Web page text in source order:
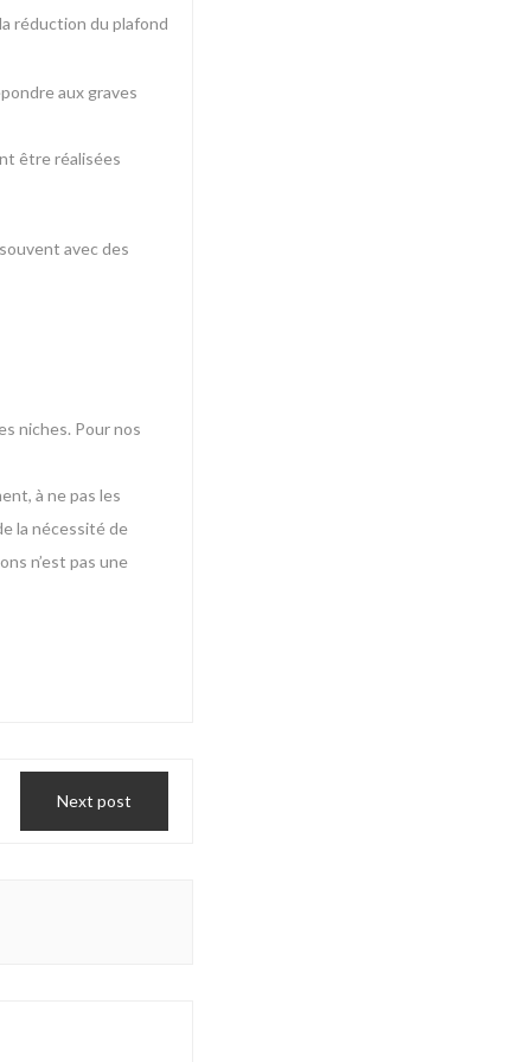
réduction du plafond
aux graves
être réalisées
avec des
niches. Pour nos
à ne pas les
la nécessité de
n’est pas une
Next post